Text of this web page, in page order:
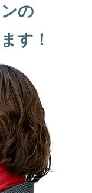
の
す！